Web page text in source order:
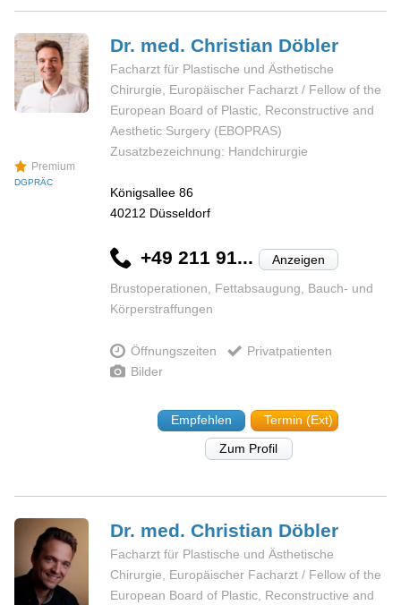
Premium
DGPRÄC
Dr. med. Christian Döbler
Facharzt für Plastische und Ästhetische
Chirurgie, Europäischer Facharzt / Fellow of the
European Board of Plastic, Reconstructive and
Aesthetic Surgery (EBOPRAS)
Zusatzbezeichnung: Handchirurgie
Königsallee 86
40212 Düsseldorf
+49 211 91... Anzeigen
Brustoperationen, Fettabsaugung, Bauch- und
Körperstraffungen
Öffnungszeiten
Privatpatienten
Bilder
Empfehlen
Termin (Ext)
Zum Profil
Dr. med. Christian Döbler
Facharzt für Plastische und Ästhetische
Chirurgie, Europäischer Facharzt / Fellow of the
European Board of Plastic, Reconstructive and